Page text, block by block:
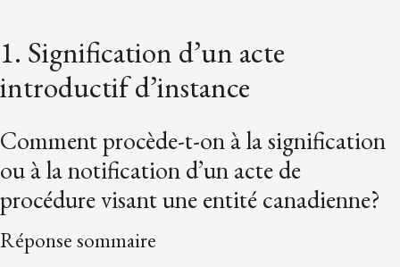
1. Signification d’un acte
introductif d’instance
Comment procède-t-on à la signification
ou à la notification d’un acte de
procédure visant une entité canadienne?
Réponse sommaire